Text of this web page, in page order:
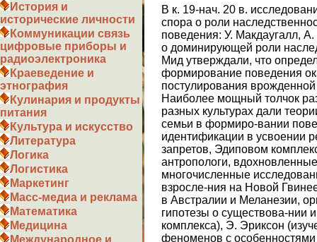
История и
исторические личности
Коммуникации связь
цифровые приборы и
радиоэлектроника
Краеведение и
этнография
Кулинария и продукты
питания
Культура и искусство
Литература
Логика
Логистика
Маркетинг
Масс-медиа и реклама
Математика
Медицина
Международное и
В к. 19-нач. 20 в.
спора о роли
поведения: У. Макдаугалл,
о доминирующей роли
Мид утверждали, что
формирование поведения
постулирования
Наиболее мощный толчок
разных культурах дали
семьи в формиро-вании
идентификации в усвоении
запретов, Эдиповом
антропологи,
многочисленные
взросле-ния на Новой
в Австралии и Меланезии,
гипотезы о существова-нии
комплекса), Э. Эриксон
феноменов с